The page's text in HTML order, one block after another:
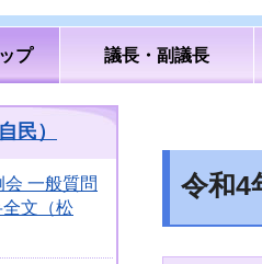
プ 議長・副議長
民）
一般質問
文（松
令和4